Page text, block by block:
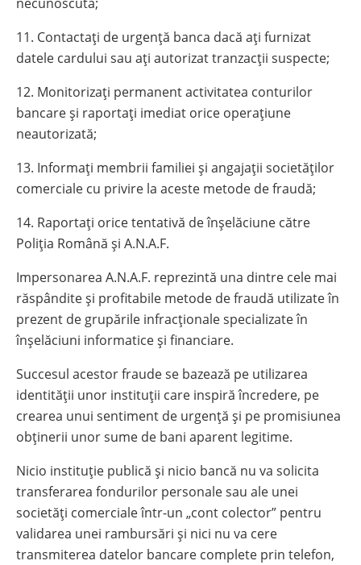
11. Contactați de urgență banca dacă ați furnizat
datele cardului sau ați autorizat tranzacții suspecte;
12. Monitorizați permanent activitatea conturilor
bancare și raportați imediat orice operațiune
neautorizată;
13. Informați membrii familiei și angajații societăților
comerciale cu privire la aceste metode de fraudă;
14. Raportați orice tentativă de înșelăciune către
Poliția Română și A.N.A.F.
Impersonarea A.N.A.F. reprezintă una dintre cele mai
răspândite și profitabile metode de fraudă utilizate în
prezent de grupările infracționale specializate în
înșelăciuni informatice și financiare.
Succesul acestor fraude se bazează pe utilizarea
identității unor instituții care inspiră încredere, pe
crearea unui sentiment de urgență și pe promisiunea
obținerii unor sume de bani aparent legitime.
Nicio instituție publică și nicio bancă nu va solicita
transferarea fondurilor personale sau ale unei
societăți comerciale într-un „cont colector” pentru
validarea unei rambursări și nici nu va cere
transmiterea datelor bancare complete prin telefon,